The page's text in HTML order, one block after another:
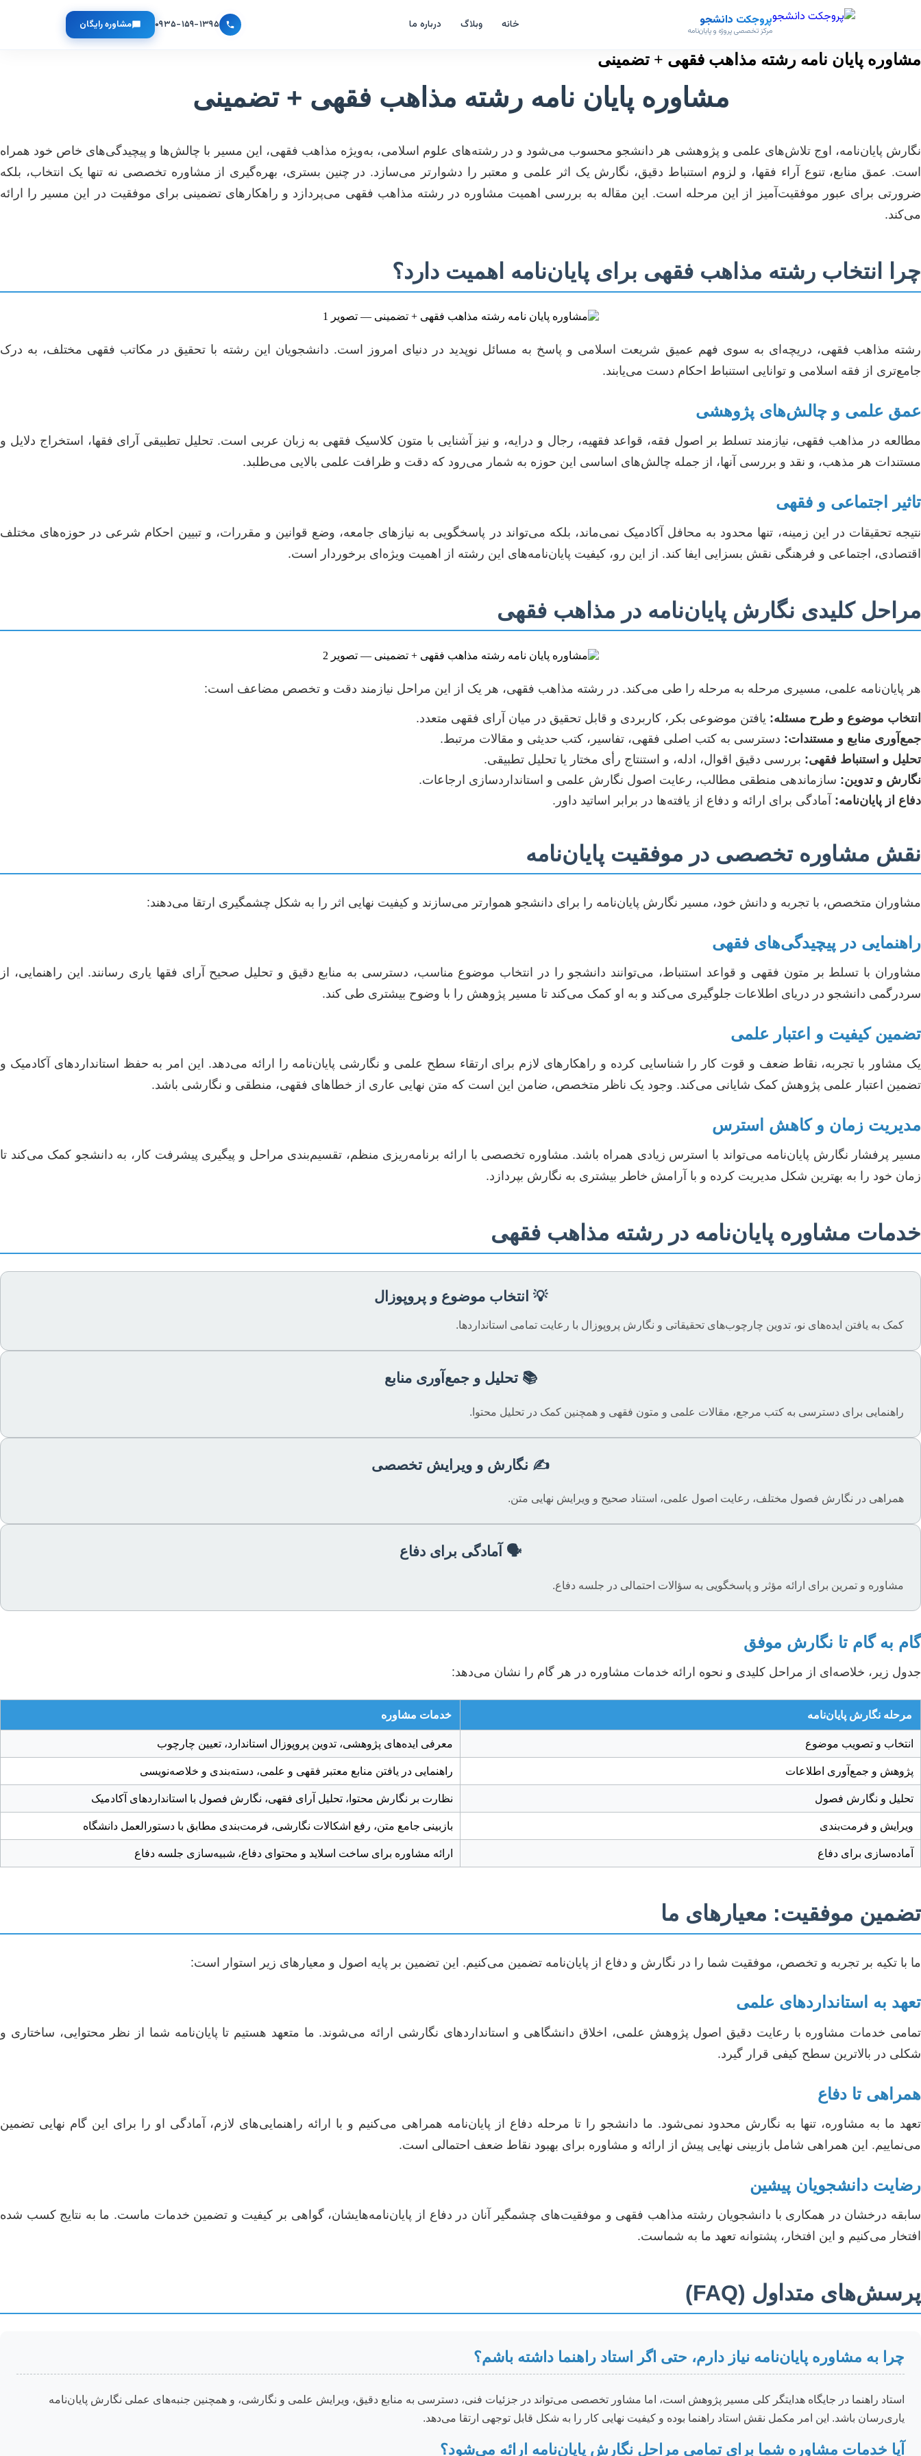
پروجکت دانشجو
مرکز تخصصی پروژه و پایان‌نامه خانه وبلاگ درباره ما ۰۹۳۵-۱۵۹-۱۳۹۵ مشاوره رایگان
مشاوره پایان نامه رشته مذاهب فقهی + تضمینی
مشاوره پایان نامه رشته مذاهب فقهی + تضمینی
نگارش پایان‌نامه، اوج تلاش‌های علمی و پژوهشی هر دانشجو محسوب می‌شود و در رشته‌های علوم اسلامی، به‌ویژه مذاهب فقهی، این مسیر با چالش‌ها و پیچیدگی‌های خاص خود همراه
است. عمق منابع، تنوع آراء فقها، و لزوم استنباط دقیق، نگارش یک اثر علمی و معتبر را دشوارتر می‌سازد. در چنین بستری، بهره‌گیری از مشاوره تخصصی نه تنها یک انتخاب، بلکه
ضرورتی برای عبور موفقیت‌آمیز از این مرحله است. این مقاله به بررسی اهمیت مشاوره در رشته مذاهب فقهی می‌پردازد و راهکارهای تضمینی برای موفقیت در این مسیر را ارائه
می‌کند.
چرا انتخاب رشته مذاهب فقهی برای پایان‌نامه اهمیت دارد؟
رشته مذاهب فقهی، دریچه‌ای به سوی فهم عمیق شریعت اسلامی و پاسخ به مسائل نوپدید در دنیای امروز است. دانشجویان این رشته با تحقیق در مکاتب فقهی مختلف، به درک
جامع‌تری از فقه اسلامی و توانایی استنباط احکام دست می‌یابند.
عمق علمی و چالش‌های پژوهشی
مطالعه در مذاهب فقهی، نیازمند تسلط بر اصول فقه، قواعد فقهیه، رجال و درایه، و نیز آشنایی با متون کلاسیک فقهی به زبان عربی است. تحلیل تطبیقی آرای فقها، استخراج دلایل و
مستندات هر مذهب، و نقد و بررسی آنها، از جمله چالش‌های اساسی این حوزه به شمار می‌رود که دقت و ظرافت علمی بالایی می‌طلبد.
تاثیر اجتماعی و فقهی
نتیجه تحقیقات در این زمینه، تنها محدود به محافل آکادمیک نمی‌ماند، بلکه می‌تواند در پاسخگویی به نیازهای جامعه، وضع قوانین و مقررات، و تبیین احکام شرعی در حوزه‌های مختلف
اقتصادی، اجتماعی و فرهنگی نقش بسزایی ایفا کند. از این رو، کیفیت پایان‌نامه‌های این رشته از اهمیت ویژه‌ای برخوردار است.
مراحل کلیدی نگارش پایان‌نامه در مذاهب فقهی
هر پایان‌نامه علمی، مسیری مرحله به مرحله را طی می‌کند. در رشته مذاهب فقهی، هر یک از این مراحل نیازمند دقت و تخصص مضاعف است:
انتخاب موضوع و طرح مسئله: یافتن موضوعی بکر، کاربردی و قابل تحقیق در میان آرای فقهی متعدد.
جمع‌آوری منابع و مستندات: دسترسی به کتب اصلی فقهی، تفاسیر، کتب حدیثی و مقالات مرتبط.
تحلیل و استنباط فقهی: بررسی دقیق اقوال، ادله، و استنتاج رأی مختار یا تحلیل تطبیقی.
نگارش و تدوین: سازماندهی منطقی مطالب، رعایت اصول نگارش علمی و استانداردسازی ارجاعات.
دفاع از پایان‌نامه: آمادگی برای ارائه و دفاع از یافته‌ها در برابر اساتید داور.
نقش مشاوره تخصصی در موفقیت پایان‌نامه
مشاوران متخصص، با تجربه و دانش خود، مسیر نگارش پایان‌نامه را برای دانشجو هموارتر می‌سازند و کیفیت نهایی اثر را به شکل چشمگیری ارتقا می‌دهند:
راهنمایی در پیچیدگی‌های فقهی
مشاوران با تسلط بر متون فقهی و قواعد استنباط، می‌توانند دانشجو را در انتخاب موضوع مناسب، دسترسی به منابع دقیق و تحلیل صحیح آرای فقها یاری رسانند. این راهنمایی، از
سردرگمی دانشجو در دریای اطلاعات جلوگیری می‌کند و به او کمک می‌کند تا مسیر پژوهش را با وضوح بیشتری طی کند.
تضمین کیفیت و اعتبار علمی
یک مشاور با تجربه، نقاط ضعف و قوت کار را شناسایی کرده و راهکارهای لازم برای ارتقاء سطح علمی و نگارشی پایان‌نامه را ارائه می‌دهد. این امر به حفظ استانداردهای آکادمیک و
تضمین اعتبار علمی پژوهش کمک شایانی می‌کند. وجود یک ناظر متخصص، ضامن این است که متن نهایی عاری از خطاهای فقهی، منطقی و نگارشی باشد.
مدیریت زمان و کاهش استرس
مسیر پرفشار نگارش پایان‌نامه می‌تواند با استرس زیادی همراه باشد. مشاوره تخصصی با ارائه برنامه‌ریزی منظم، تقسیم‌بندی مراحل و پیگیری پیشرفت کار، به دانشجو کمک می‌کند تا
زمان خود را به بهترین شکل مدیریت کرده و با آرامش خاطر بیشتری به نگارش بپردازد.
خدمات مشاوره پایان‌نامه در رشته مذاهب فقهی
💡 انتخاب موضوع و پروپوزال
کمک به یافتن ایده‌های نو، تدوین چارچوب‌های تحقیقاتی و نگارش پروپوزال با رعایت تمامی استانداردها.
📚 تحلیل و جمع‌آوری منابع
راهنمایی برای دسترسی به کتب مرجع، مقالات علمی و متون فقهی و همچنین کمک در تحلیل محتوا.
✍️ نگارش و ویرایش تخصصی
همراهی در نگارش فصول مختلف، رعایت اصول علمی، استناد صحیح و ویرایش نهایی متن.
🗣️ آمادگی برای دفاع
مشاوره و تمرین برای ارائه مؤثر و پاسخگویی به سؤالات احتمالی در جلسه دفاع.
گام به گام تا نگارش موفق
جدول زیر، خلاصه‌ای از مراحل کلیدی و نحوه ارائه خدمات مشاوره در هر گام را نشان می‌دهد:
مرحله نگارش پایان‌نامه خدمات مشاوره
انتخاب و تصویب موضوع معرفی ایده‌های پژوهشی، تدوین پروپوزال استاندارد، تعیین چارچوب
پژوهش و جمع‌آوری اطلاعات راهنمایی در یافتن منابع معتبر فقهی و علمی، دسته‌بندی و خلاصه‌نویسی
تحلیل و نگارش فصول نظارت بر نگارش محتوا، تحلیل آرای فقهی، نگارش فصول با استانداردهای آکادمیک
ویرایش و فرمت‌بندی بازبینی جامع متن، رفع اشکالات نگارشی، فرمت‌بندی مطابق با دستورالعمل دانشگاه
آماده‌سازی برای دفاع ارائه مشاوره برای ساخت اسلاید و محتوای دفاع، شبیه‌سازی جلسه دفاع
تضمین موفقیت: معیارهای ما
ما با تکیه بر تجربه و تخصص، موفقیت شما را در نگارش و دفاع از پایان‌نامه تضمین می‌کنیم. این تضمین بر پایه اصول و معیارهای زیر استوار است:
تعهد به استانداردهای علمی
تمامی خدمات مشاوره با رعایت دقیق اصول پژوهش علمی، اخلاق دانشگاهی و استانداردهای نگارشی ارائه می‌شوند. ما متعهد هستیم تا پایان‌نامه شما از نظر محتوایی، ساختاری و
شکلی در بالاترین سطح کیفی قرار گیرد.
همراهی تا دفاع
تعهد ما به مشاوره، تنها به نگارش محدود نمی‌شود. ما دانشجو را تا مرحله دفاع از پایان‌نامه همراهی می‌کنیم و با ارائه راهنمایی‌های لازم، آمادگی او را برای این گام نهایی تضمین
می‌نماییم. این همراهی شامل بازبینی نهایی پیش از ارائه و مشاوره برای بهبود نقاط ضعف احتمالی است.
رضایت دانشجویان پیشین
سابقه درخشان در همکاری با دانشجویان رشته مذاهب فقهی و موفقیت‌های چشمگیر آنان در دفاع از پایان‌نامه‌هایشان، گواهی بر کیفیت و تضمین خدمات ماست. ما به نتایج کسب شده
افتخار می‌کنیم و این افتخار، پشتوانه تعهد ما به شماست.
پرسش‌های متداول (FAQ)
چرا به مشاوره پایان‌نامه نیاز دارم، حتی اگر استاد راهنما داشته باشم؟
استاد راهنما در جایگاه هدایتگر کلی مسیر پژوهش است، اما مشاور تخصصی می‌تواند در جزئیات فنی، دسترسی به منابع دقیق، ویرایش علمی و نگارشی، و همچنین جنبه‌های عملی نگارش پایان‌نامه
یاری‌رسان باشد. این امر مکمل نقش استاد راهنما بوده و کیفیت نهایی کار را به شکل قابل توجهی ارتقا می‌دهد.
آیا خدمات مشاوره شما برای تمامی مراحل نگارش پایان‌نامه ارائه می‌شود؟